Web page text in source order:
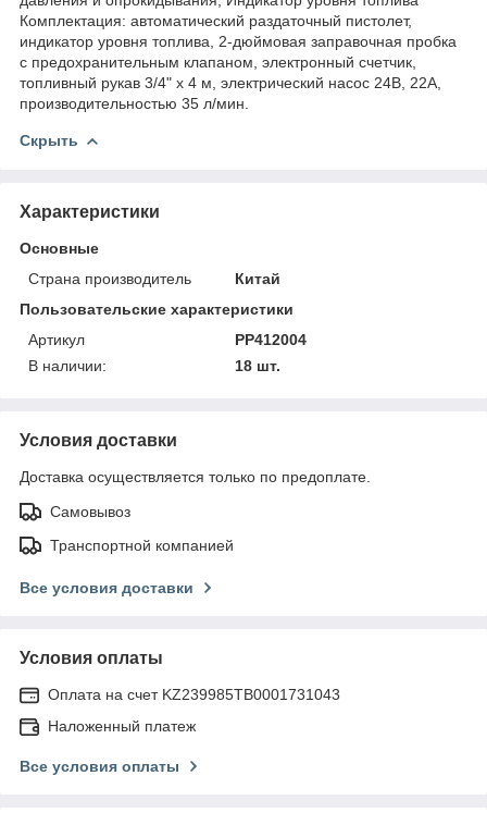
Комплектация: автоматический раздаточный пистолет,
индикатор уровня топлива, 2-дюймовая заправочная пробка
с предохранительным клапаном, электронный счетчик,
топливный рукав 3/4" х 4 м, электрический насос 24В, 22А,
производительностью 35 л/мин.
Скрыть
Характеристики
Основные
Страна производитель
Китай
Пользовательские характеристики
Артикул
PP412004
В наличии:
18 шт.
Условия доставки
Доставка осуществляется только по предоплате.
Самовывоз
Транспортной компанией
Все условия доставки
Условия оплаты
Оплата на счет KZ239985TB0001731043
Наложенный платеж
Все условия оплаты